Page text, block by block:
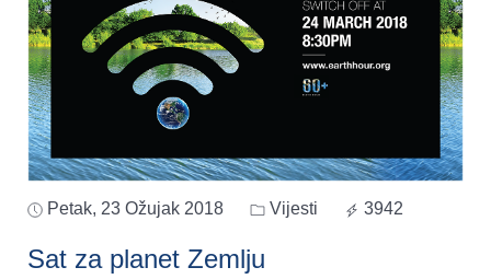
Petak, 23 Ožujak 2018 Vijesti 3942
Sat za planet Zemlju